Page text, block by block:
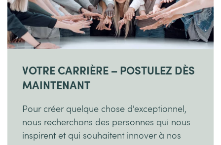
VOTRE CARRIÈRE – POSTULEZ DÈS
MAINTENANT
Pour créer quelque chose d'exceptionnel,
nous recherchons des personnes qui nous
inspirent et qui souhaitent innover à nos